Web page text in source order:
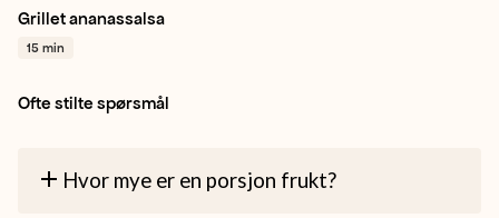
Ananas
Grilling
Sommer
Grillet ananassalsa
15 min
Ofte stilte spørsmål
Hvor mye er en porsjon frukt?